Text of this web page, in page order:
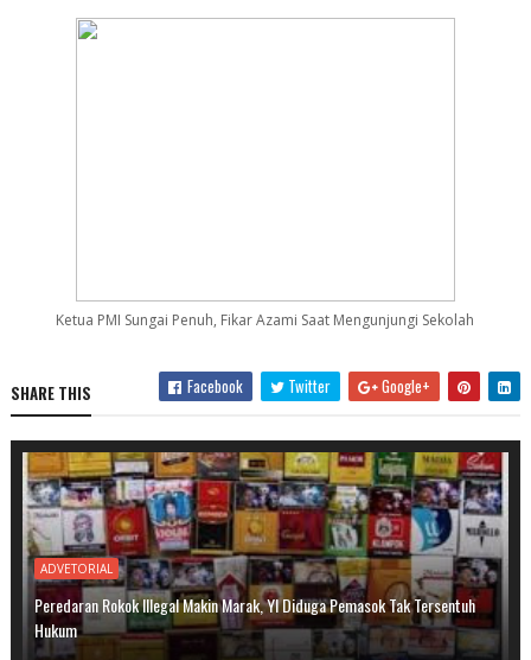
Ketua PMI Sungai Penuh, Fikar Azami Saat Mengunjungi Sekolah
SHARE THIS Facebook Twitter Google+
ADVETORIAL
Peredaran Rokok Illegal Makin Marak, YI Diduga Pemasok Tak Tersentuh
Hukum